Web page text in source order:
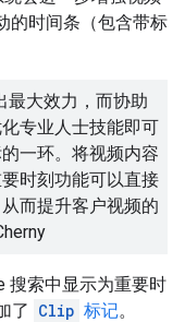
的时间条（包含带标
最大效力，而协助
专业人士技能即可
一环。将视频内容
时刻功能可以直接
而提升客户视频的
搜索中显示为重要时
了 Clip 标记。